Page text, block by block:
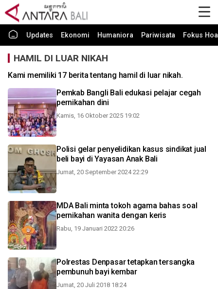
Updates Ekonomi Humaniora Pariwisata Fokus
HAMIL DI LUAR NIKAH
Kami memiliki 17 berita tentang hamil di luar nikah.
Pemkab Bangli Bali edukasi pelajar cegah
pernikahan dini
Kamis, 16 Oktober 2025 19:02
Polisi gelar penyelidikan kasus sindikat jual
beli bayi di Yayasan Anak Bali
Jumat, 20 September 2024 22:29
MDA Bali minta tokoh agama bahas soal
pernikahan wanita dengan keris
Rabu, 19 Januari 2022 20:26
Polrestas Denpasar tetapkan tersangka
pembunuh bayi kembar
Jumat, 20 Juli 2018 18:24